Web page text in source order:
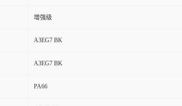
增强级
A3EG7 BK
A3EG7 BK
PA66